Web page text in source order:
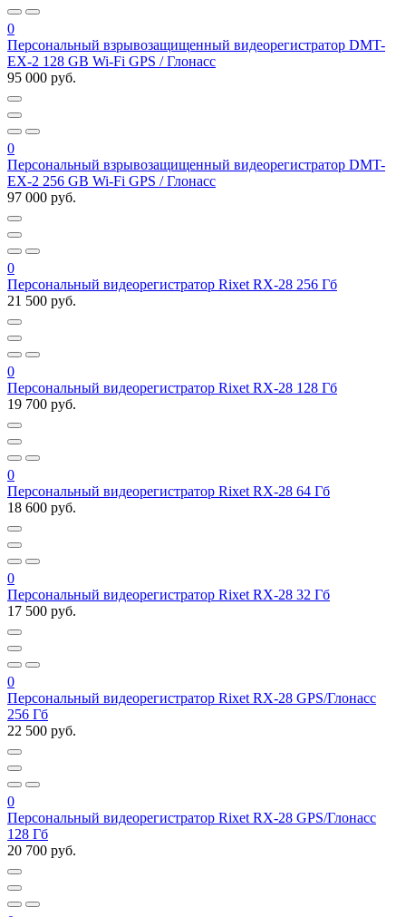
0
Персональный взрывозащищенный видеорегистратор DMT-
EX-2 128 GB Wi-Fi GPS / Глонасс
95 000 руб.
0
Персональный взрывозащищенный видеорегистратор DMT-
EX-2 256 GB Wi-Fi GPS / Глонасс
97 000 руб.
0
Персональный видеорегистратор Rixet RX-28 256 Гб
21 500 руб.
0
Персональный видеорегистратор Rixet RX-28 128 Гб
19 700 руб.
0
Персональный видеорегистратор Rixet RX-28 64 Гб
18 600 руб.
0
Персональный видеорегистратор Rixet RX-28 32 Гб
17 500 руб.
0
Персональный видеорегистратор Rixet RX-28 GPS/Глонасс
256 Гб
22 500 руб.
0
Персональный видеорегистратор Rixet RX-28 GPS/Глонасс
128 Гб
20 700 руб.